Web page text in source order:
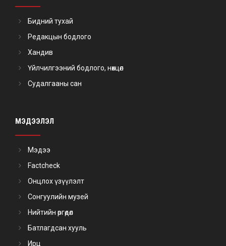
Бидний тухай
Редакцын бодлого
Хандив
Үйлчилгээний бодлого, нөхцөл
Судалгааны сан
МЭДЭЭЛЭЛ
Мэдээ
Factcheck
Онцлох үзүүлэлт
Сонгуулийн музей
Нийтийн өргөдөл
Батлагдсан хууль
Ирц